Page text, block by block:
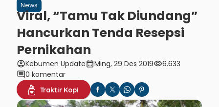
News
Viral, “Tamu Tak Diundang”
Hancurkan Tenda Resepsi
Pernikahan
account_circleKebumen Updatecalendar_monthMing, 29 Des 2019visibility6.633
comment0 komentar
Traktir Kopi